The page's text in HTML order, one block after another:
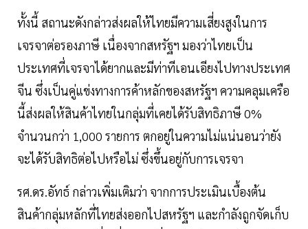
ทั้งนี้ สถานะดังกล่าวส่งผลให้ไทยมีความเสี่ยงสูงในการ
เจรจาต่อรองภาษี เนื่องจากสหรัฐฯ มองว่าไทยเป็น
ประเทศที่เจรจาได้ยากและมีท่าทีเอนเอียงไปทางประเทศ
จีน ซึ่งเป็นคู่แข่งทางการค้าหลักของสหรัฐฯ ความคลุมเครือ
นี้ส่งผลให้สินค้าไทยในกลุ่มที่เคยได้รับสิทธิภาษี 0%
จำนวนกว่า 1,000 รายการ ตกอยู่ในความไม่แน่นอนว่ายัง
จะได้รับสิทธิต่อไปหรือไม่ ซึ่งขึ้นอยู่กับการเจรจา
รศ.ดร.อัทธ์ กล่าวเพิ่มเติมว่า จากการประเมินเบื้องต้น
สินค้ากลุ่มหลักที่ไทยส่งออกไปสหรัฐฯ และกำลังถูกจัดเก็บ